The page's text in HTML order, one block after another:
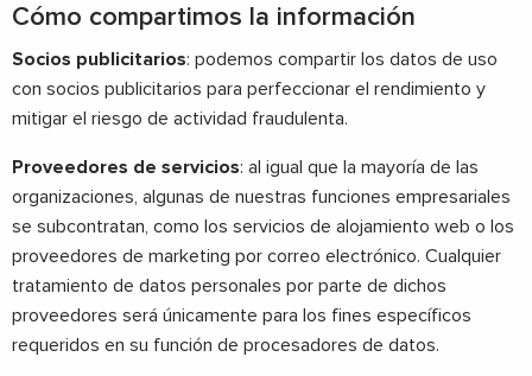
Cómo compartimos la información
Socios publicitarios: podemos compartir los datos de uso
con socios publicitarios para perfeccionar el rendimiento y
mitigar el riesgo de actividad fraudulenta.
Proveedores de servicios: al igual que la mayoría de las
organizaciones, algunas de nuestras funciones empresariales
se subcontratan, como los servicios de alojamiento web o los
proveedores de marketing por correo electrónico. Cualquier
tratamiento de datos personales por parte de dichos
proveedores será únicamente para los fines específicos
requeridos en su función de procesadores de datos.